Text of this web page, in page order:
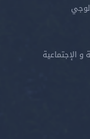
و الإجتماعية